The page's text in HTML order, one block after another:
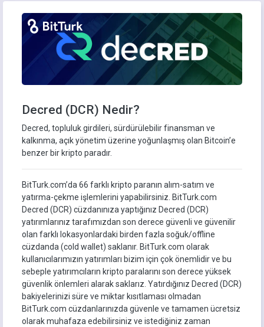
Decred (DCR) Nedir?
Decred, topluluk girdileri, sürdürülebilir finansman ve
kalkınma, açık yönetim üzerine yoğunlaşmış olan Bitcoin’e
benzer bir kripto paradır.
BitTurk.com’da 66 farklı kripto paranın alım-satım ve
yatırma-çekme işlemlerini yapabilirsiniz. BitTurk.com
Decred (DCR) cüzdanınıza yaptığınız Decred (DCR)
yatırımlarınız tarafımızdan son derece güvenli ve güvenilir
olan farklı lokasyonlardaki birden fazla soğuk/offline
cüzdanda (cold wallet) saklanır. BitTurk.com olarak
kullanıcılarımızın yatırımları bizim için çok önemlidir ve bu
sebeple yatırımcıların kripto paralarını son derece yüksek
güvenlik önlemleri alarak saklarız. Yatırdığınız Decred (DCR)
bakiyelerinizi süre ve miktar kısıtlaması olmadan
BitTurk.com cüzdanlarınızda güvenle ve tamamen ücretsiz
olarak muhafaza edebilirsiniz ve istediğiniz zaman